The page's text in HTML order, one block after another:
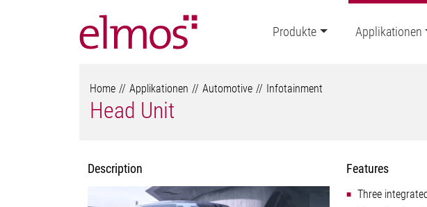
Produkte Applikationen
Home Applikationen Automotive Infotainment
Head Unit
Description Features
Three